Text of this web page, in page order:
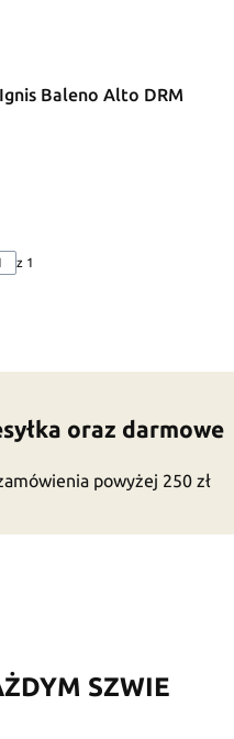
Baleno Alto DRM
z 1
oraz darmowe
powyżej 250 zł
SZWIE